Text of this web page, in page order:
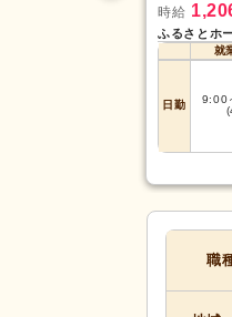
時給
ふるさとホ
就
日勤 9:00
職